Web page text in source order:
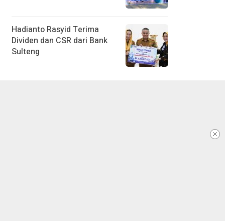
Hadianto Rasyid Terima
Dividen dan CSR dari Bank
Sulteng